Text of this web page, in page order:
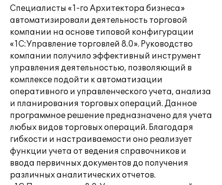
Специалисты «1-го Архитектора бизнеса»
автоматизировали деятельность торговой
компании на основе типовой конфигурации
«1С:Управление торговлей 8.0». Руководство
компании получило эффективный инструмент
управления деятельностью, позволяющий в
комплексе подойти к автоматизации
оперативного и управленческого учета, анализа
и планирования торговых операций. Данное
программное решение предназначено для учета
любых видов торговых операций. Благодаря
гибкости и настраиваемости оно реализует
функции учета от ведения справочников и
ввода первичных документов до получения
различных аналитических отчетов.